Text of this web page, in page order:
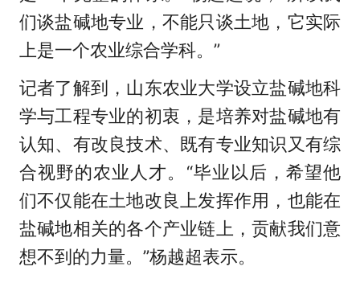
们谈盐碱地专业，不能只谈土地，它实际
上是一个农业综合学科。”
记者了解到，山东农业大学设立盐碱地科
学与工程专业的初衷，是培养对盐碱地有
认知、有改良技术、既有专业知识又有综
合视野的农业人才。“毕业以后，希望他
们不仅能在土地改良上发挥作用，也能在
盐碱地相关的各个产业链上，贡献我们意
想不到的力量。”杨越超表示。